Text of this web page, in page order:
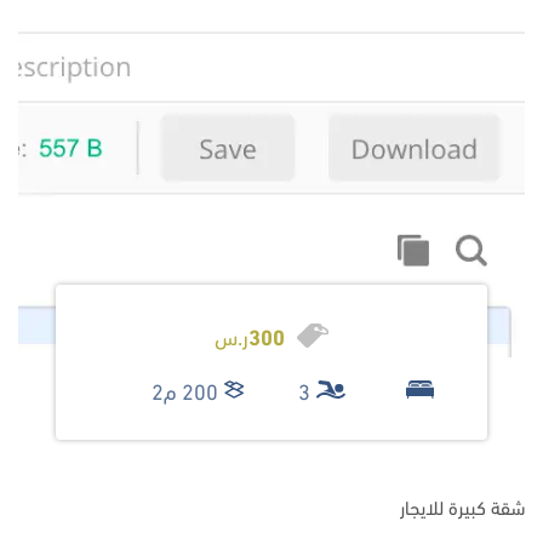
300ر.س
3
200 م2
شقة كبيرة للايجار